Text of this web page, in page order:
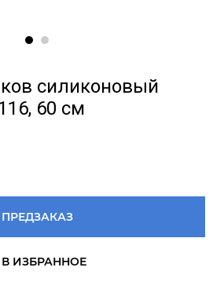
силиконовый
60 см
ПРЕДЗАКАЗ